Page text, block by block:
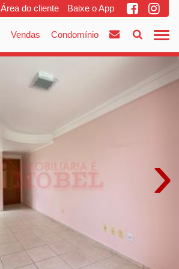
Área do cliente Baixe o App
Vendas Condomínio
›